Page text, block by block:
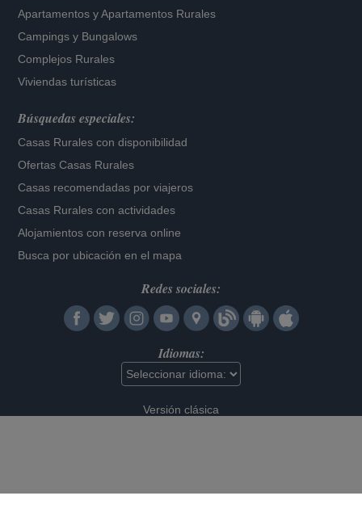
Apartamentos yApartamentos Rurales
Campings y Bungalows
Complejos Rurales
Viviendas turísticas
Búsquedas especiales:
Casas Rurales con disponibilidad
Ofertas Casas Rurales
Casas recomendadas por viajeros
Casas Rurales con actividades
Alojamientos con reserva online
Busca por ubicación en el mapa
Redes sociales:
Idiomas:
Versión clásica